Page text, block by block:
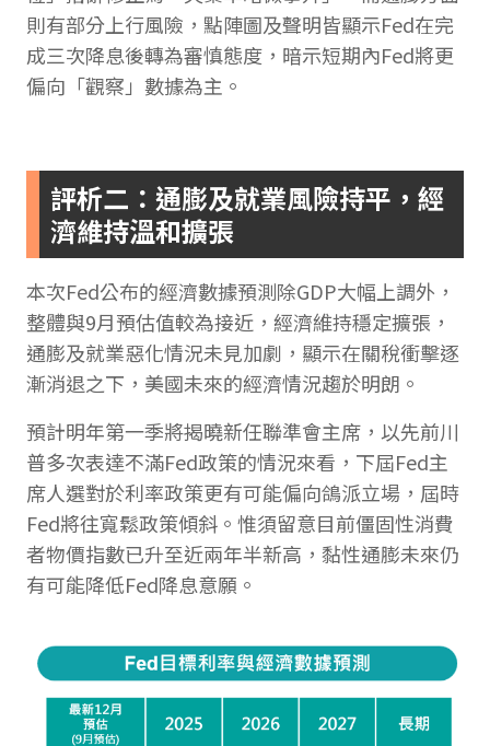
則有部分上行風險，點陣圖及聲明皆顯示Fed在完
成三次降息後轉為審慎態度，暗示短期內Fed將更
偏向「觀察」數據為主。
評析二：通膨及就業風險持平，經
濟維持溫和擴張
本次Fed公布的經濟數據預測除GDP大幅上調外，
整體與9月預估值較為接近，經濟維持穩定擴張，
通膨及就業惡化情況未見加劇，顯示在關稅衝擊逐
漸消退之下，美國未來的經濟情況趨於明朗。
預計明年第一季將揭曉新任聯準會主席，以先前川
普多次表達不滿Fed政策的情況來看，下屆Fed主
席人選對於利率政策更有可能偏向鴿派立場，屆時
Fed將往寬鬆政策傾斜。惟須留意目前僵固性消費
者物價指數已升至近兩年半新高，黏性通膨未來仍
有可能降低Fed降息意願。